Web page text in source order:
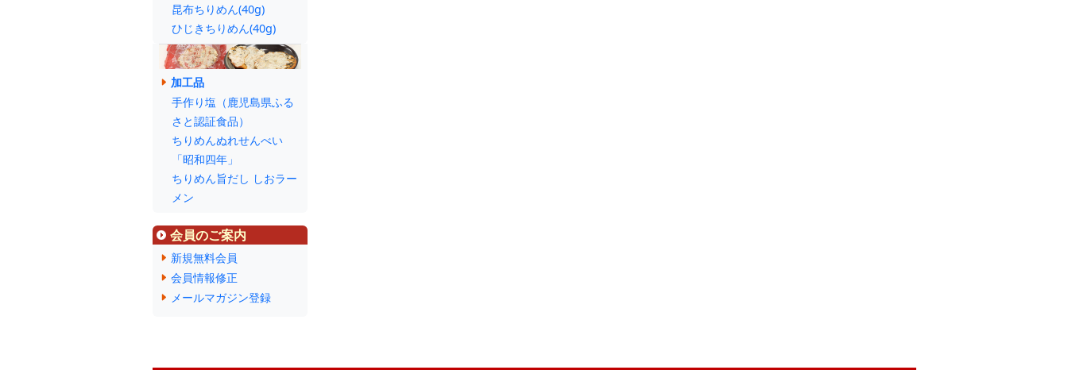
昆布ちりめん(40g)
ひじきちりめん(40g)
加工品
手作り塩（鹿児島県ふる
さと認証食品）
ちりめんぬれせんべい
「昭和四年」
ちりめん旨だし しおラー
メン
会員のご案内
新規無料会員
会員情報修正
メールマガジン登録